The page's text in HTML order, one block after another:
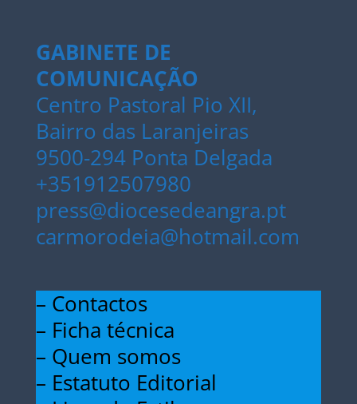
GABINETE DE
COMUNICAÇÃO
Centro Pastoral Pio XII,
Bairro das Laranjeiras
9500-294 Ponta Delgada
+351912507980
press@diocesedeangra.pt
carmorodeia@hotmail.com
– Contactos
– Ficha técnica
– Quem somos
– Estatuto Editorial